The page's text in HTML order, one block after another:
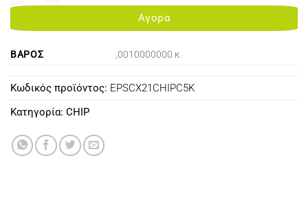
Αγορα
ΒΆΡΟΣ ,0010000000 κ.
Κωδικός προϊόντος: EPSCX21CHIPC5K
Κατηγορία: CHIP